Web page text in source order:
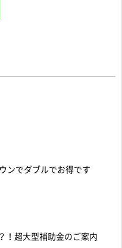
ンでダブルでお得です
！超大型補助金のご案内